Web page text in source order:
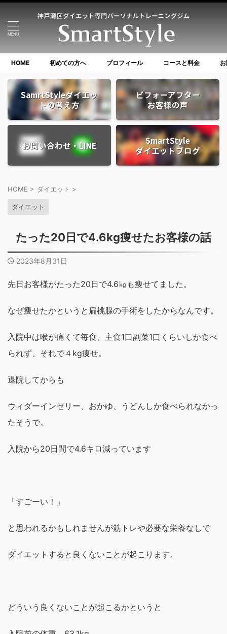
HOME 初めての方へ プロフィール コースと料金
SamrtStyleダイエッ
トの考え方
ビフォーアフター
お客様の声
お問い合わせ・LINE
SmartStyle
ダイエットブログ
HOME > ダイエット >
ダイエット
たった20日で4.6kg痩せたお客様の話
2023年8月31日
先日お客様がたった20日で4.6㎏も痩せてました。
なぜ痩せたかというと扁桃腺の手術をしたからなんです。
入院中は喉が痛くて毎食、主食1口副菜1口くらいしか食べ
られず、それで４kg痩せ。
退院してからも
ウィダーインゼリー、 おかゆ、 うどん しか食べられなかっ
たそうで。
入院から20日間で4.6キロ減っています
「すごーい！」
と思われるかもしれませんが筋トレや必要な栄養なしで
ダイエットすると 良くないことが起こります。
どういう良くないことが起こるかというと